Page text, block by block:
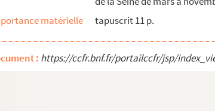
de l’Office de Protection Maternelle et Infantile de ...
de Paris
matérielle
tapuscrit 11 p.
: https://ccfr.bnf.fr/portailccfr/jsp/